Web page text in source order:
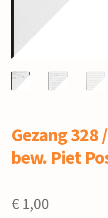
Gezang 328 /
bew. Piet
€1,00